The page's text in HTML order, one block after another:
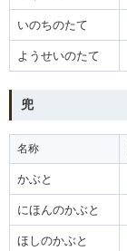
いのちのたて
ようせいのたて
兜
名称
かぶと
にほんのかぶと
ほしのかぶと